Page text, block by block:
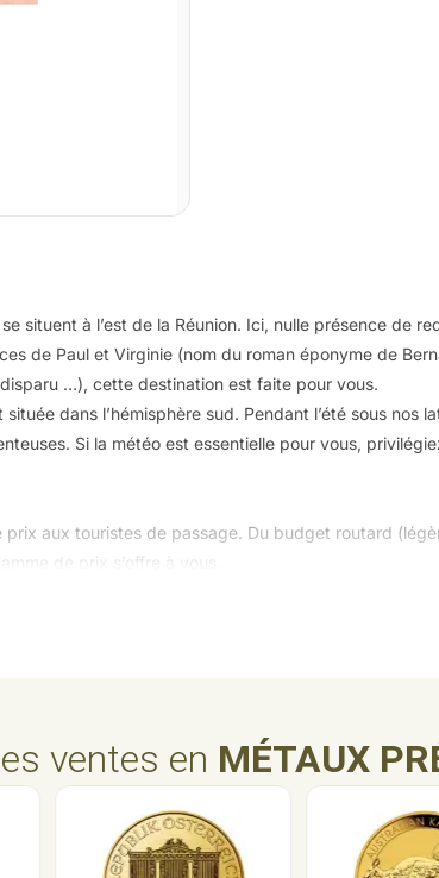
situent à l’est de la Réunion. Ici, nulle présence de
de Paul et Virginie (nom du roman éponyme de
…), cette destination est faite pour vous.
dans l’hémisphère sud. Pendant l’été sous nos
Si la météo est essentielle pour vous,
aux touristes de passage. Du budget routard
de prix s’offre à vous.
sur la côte ouest et le panorama des champs de
simplement magnifique.
de nuit direct d’Air France ou d’Air Mauritius (les
Construit par une entreprise chinoise, cette nouvelle
et de l’ADP. Il peut désormais accueillir l’A380. Il
ventes en MÉTAUX